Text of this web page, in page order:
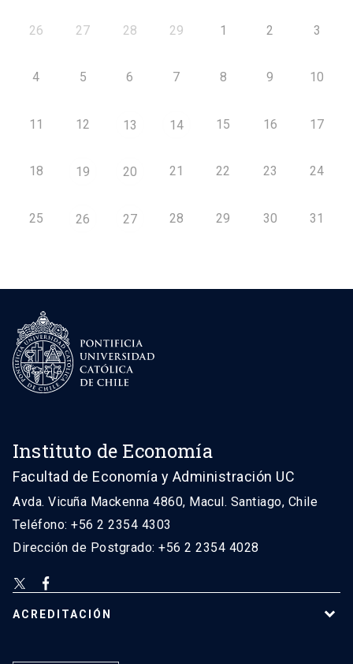
26 27 28 29 1 2 3
4 5 6 7 8 9 10
11 12 13 14 15 16 17
18 19 20 21 22 23 24
25 26 27 28 29 30 31
Instituto de Economía
Facultad de Economía y Administración UC
Avda. Vicuña Mackenna 4860, Macul. Santiago, Chile
Teléfono: +56 2 2354 4303
Dirección de Postgrado: +56 2 2354 4028
ACREDITACIÓN